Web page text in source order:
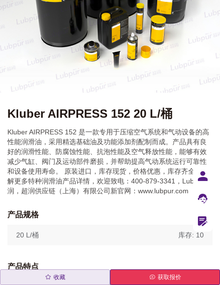
收藏 获取报价
Kluber AIRPRESS 152 20 L/桶
Kluber AIRPRESS 152 是一款专用于压缩空气系统和气动设备的高
性能润滑油，采用精选基础油及功能添加剂配制而成。产品具有良
好的润滑性能、防腐蚀性能、抗泡性能及空气释放性能，能够有效
减少气缸、阀门及运动部件磨损，并帮助提高气动系统运行可靠性
和设备使用寿命。 原装进口，库存现货，价格优惠，库存齐全！了
解更多特种润滑油产品详情，欢迎致电：400-879-3341，Lubpur超
润，超润供应链（上海）有限公司新官网：www.lubpur.com
产品规格
20 L/桶 库存: 10
产品特点
Kluber AIRPRESS 152 适用于气动工具、压缩空气处理装置、自动